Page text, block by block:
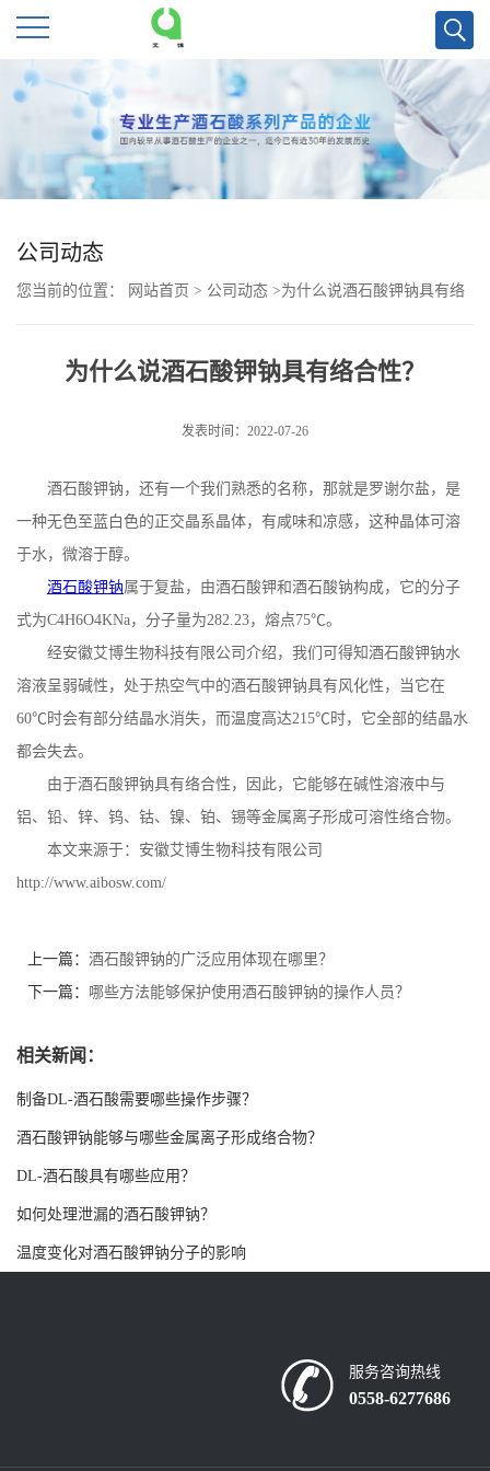
公
首
页
公
公
司
动
态
产
展
证
誉
联
公司动态
您当前的位置： 网站首页 > 公司动态 >为什么说酒石酸钾钠具有络
为什么说酒石酸钾钠具有络合性？
发表时间：2022-07-26
酒石酸钾钠，还有一个我们熟悉的名称，那就是罗谢尔盐，是
一种无色至蓝白色的正交晶系晶体，有咸味和凉感，这种晶体可溶
于水，微溶于醇。
酒石酸钾钠属于复盐，由酒石酸钾和酒石酸钠构成，它的分子
式为C4H6O4KNa，分子量为282.23，熔点75℃。
经安徽艾博生物科技有限公司介绍，我们可得知酒石酸钾钠水
溶液呈弱碱性，处于热空气中的酒石酸钾钠具有风化性，当它在
60℃时会有部分结晶水消失，而温度高达215℃时，它全部的结晶水
都会失去。
由于酒石酸钾钠具有络合性，因此，它能够在碱性溶液中与
铝、铅、锌、钨、钴、镍、铂、锡等金属离子形成可溶性络合物。
本文来源于：安徽艾博生物科技有限公司
http://www.aibosw.com/
上一篇： 酒石酸钾钠的广泛应用体现在哪里？
下一篇： 哪些方法能够保护使用酒石酸钾钠的操作人员？
相关新闻：
制备DL-酒石酸需要哪些操作步骤？
酒石酸钾钠能够与哪些金属离子形成络合物？
DL-酒石酸具有哪些应用？
如何处理泄漏的酒石酸钾钠？
温度变化对酒石酸钾钠分子的影响
服务咨询热线
0558-6277686